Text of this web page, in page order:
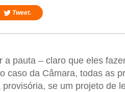
Tweet.
pauta – claro que eles
caso da Câmara, todas as
se um projeto de